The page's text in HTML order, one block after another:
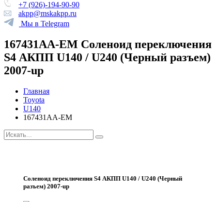
+7 (926)-194-90-90
akpp@mskakpp.ru
Мы в Telegram
167431AA-EM Соленоид переключения
S4 АКПП U140 / U240 (Черный разъем)
2007-up
Главная
Toyota
U140
167431AA-EM
Соленоид переключения S4 АКПП U140 / U240 (Черный
разъем) 2007-up